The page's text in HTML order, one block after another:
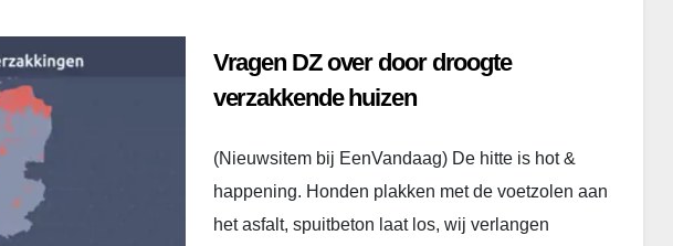
Vragen DZ over door droogte
verzakkende huizen
(Nieuwsitem bij EenVandaag) De hitte is hot &
happening. Honden plakken met de voetzolen aan
het asfalt, spuitbeton laat los, wij verlangen